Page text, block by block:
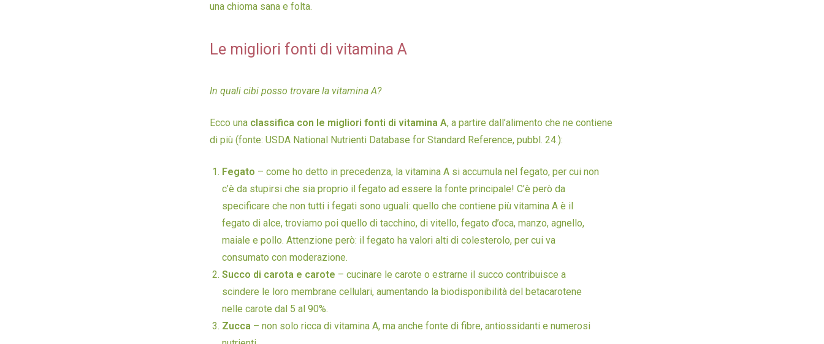
una chioma sana e folta.
Le migliori fonti di vitamina A
In quali cibi posso trovare la vitamina A?
Ecco una classifica con le migliori fonti di vitamina A, a partire dall’alimento che ne contiene
di più (fonte: USDA National Nutrienti Database for Standard Reference, pubbl. 24.):
Fegato – come ho detto in precedenza, la vitamina A si accumula nel fegato, per cui non
c’è da stupirsi che sia proprio il fegato ad essere la fonte principale! C’è però da
specificare che non tutti i fegati sono uguali: quello che contiene più vitamina A è il
fegato di alce, troviamo poi quello di tacchino, di vitello, fegato d’oca, manzo, agnello,
maiale e pollo. Attenzione però: il fegato ha valori alti di colesterolo, per cui va
consumato con moderazione.
Succo di carota e carote – cucinare le carote o estrarne il succo contribuisce a
scindere le loro membrane cellulari, aumentando la biodisponibilità del betacarotene
nelle carote dal 5 al 90%.
Zucca – non solo ricca di vitamina A, ma anche fonte di fibre, antiossidanti e numerosi